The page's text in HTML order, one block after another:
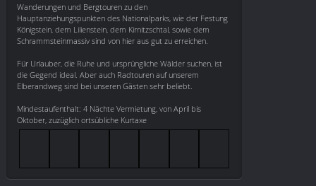
Wanderungen und Bergtouren zu den
Hauptanziehungspunkten des Nationalparks, wie der Festung
Königstein, dem Lilienstein, dem Kirnitzschtal, sowie dem
Schrammsteinmassiv sind von hier aus gut zu erreichen.
Für Urlauber, die Ruhe und ursprüngliche Wälder suchen, ist
die Gegend ideal. Aber auch Radtouren auf unserem
Elberandweg sind bei unseren Gästen sehr beliebt.
Mindestaufenthalt: 4 Nächte Vermietung, von April bis
Oktober, zuzüglich ortsübliche Kurtaxe